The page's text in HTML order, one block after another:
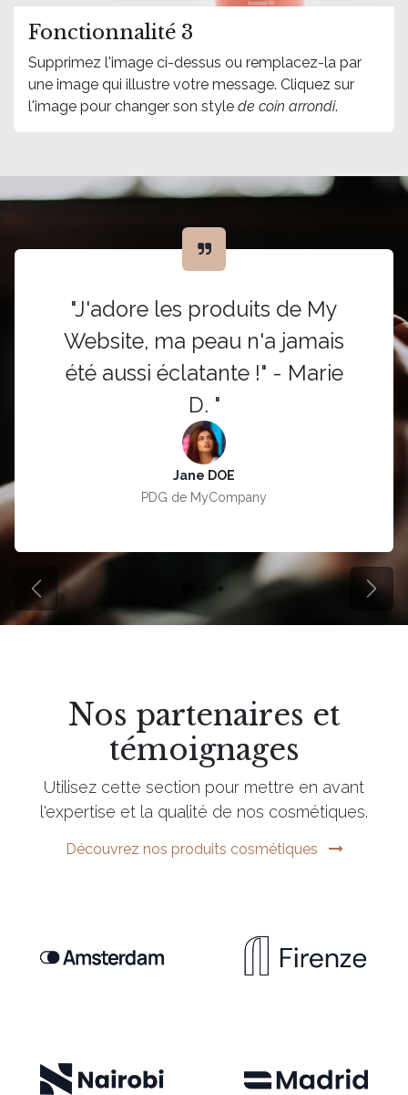
Fonctionnalité 3
Supprimez l'image ci-dessus ou remplacez-la par
une image qui illustre votre message. Cliquez sur
l'image pour changer son style de coin arrondi.
"J'adore les produits de My
Website, ma peau n'a jamais
été aussi éclatante !" - Marie
D. "
Jane DOE
PDG de MyCompany
Précédent
Nos partenaires et
témoignages
Utilisez cette section pour mettre en avant
l'expertise et la qualité de nos cosmétiques.
Découvrez nos produits cosmétiques